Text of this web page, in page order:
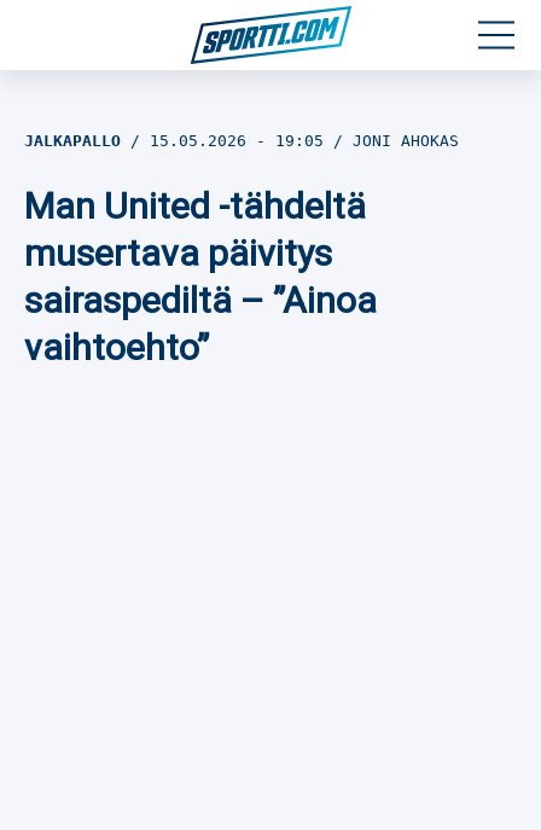
Jalkapallo
Yleisurheilu
Talviurheilu
JALKAPALLO 15.05.2026 - 19:05 JONI AHOKAS
Man United -tähdeltä
musertava päivitys
sairaspediltä – ”Ainoa
vaihtoehto”